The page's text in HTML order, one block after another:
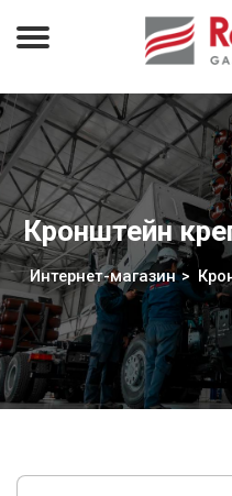
Кронштейн
Интернет-магазин